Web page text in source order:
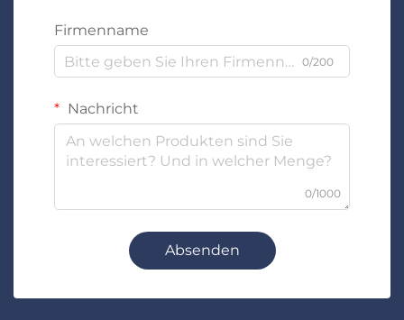
Firmenname
0/200
Nachricht
0/1000
Absenden